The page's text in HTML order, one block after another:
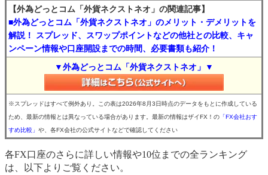
【外為どっとコム「外貨ネクストネオ」の関連記事】
■外為どっとコム「外貨ネクストネオ」のメリット・デメリットを
解説！ スプレッド、スワップポイントなどの他社との比較、キャ
ンペーン情報や口座開設までの時間、必要書類も紹介！
▼外為どっとコム「外貨ネクストネオ」▼
※スプレッドはすべて例外あり。この表は2026年8月3日時点のデータをもとに作成している
ため、最新の情報とは異なっている場合があります。最新の情報はザイFX！の 「FX会社おす
すめ比較」 や、各FX会社の公式サイトなどで確認してください
各FX口座のさらに詳しい情報や10位までの全ランキング
は、以下よりご覧ください。